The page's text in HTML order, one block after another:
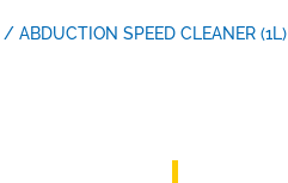
/ ABDUCTION SPEED CLEANER (1L)